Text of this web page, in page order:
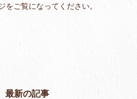
をご覧になってください。
最新の記事